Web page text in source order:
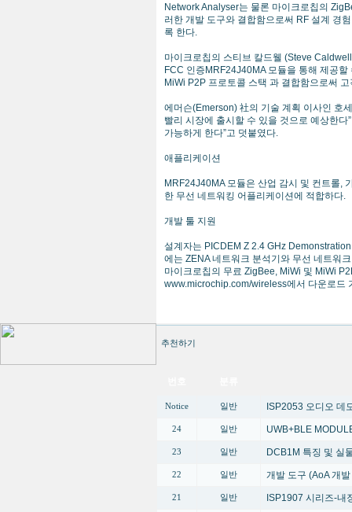
Network Analyser는 물론 마이크로칩의
러한 개발 도구와 결합함으로써 RF 설계 경
록 한다.
마이크로칩의 스티브 칼드웰 (Steve
FCC 인증MRF24J40MA 모듈을 통해 제공
MiWi P2P 프로토콜 스택 과 결합함으로써
에머슨(Emerson) 社의 기술 계획 이사인 호
빨리 시장에 출시할 수 있을 것으로 예상한
가능하게 한다”고 덧붙였다.
애플리케이션
MRF24J40MA 모듈은 산업 감시 및 컨트롤,
한 무선 네트워킹 어플리케이션에 적합하다.
개발 툴 지원
설계자는 PICDEM Z 2.4 GHz
에는 ZENA 네트워크 분석기와 무선 네트워
마이크로칩의 무료 ZigBee, MiWi 및 MiWi
www.microchip.com/wireless에서 다운로드
추천하기
Notice 일반 ISP2053 오디오 데
24 일반 UWB+BLE
23 일반 DCB1M 특징 및 실
22 일반 개발 도구 (AoA 개
21 일반 ISP1907 시리즈-내